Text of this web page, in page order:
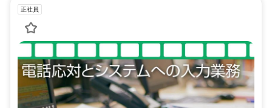
正社員